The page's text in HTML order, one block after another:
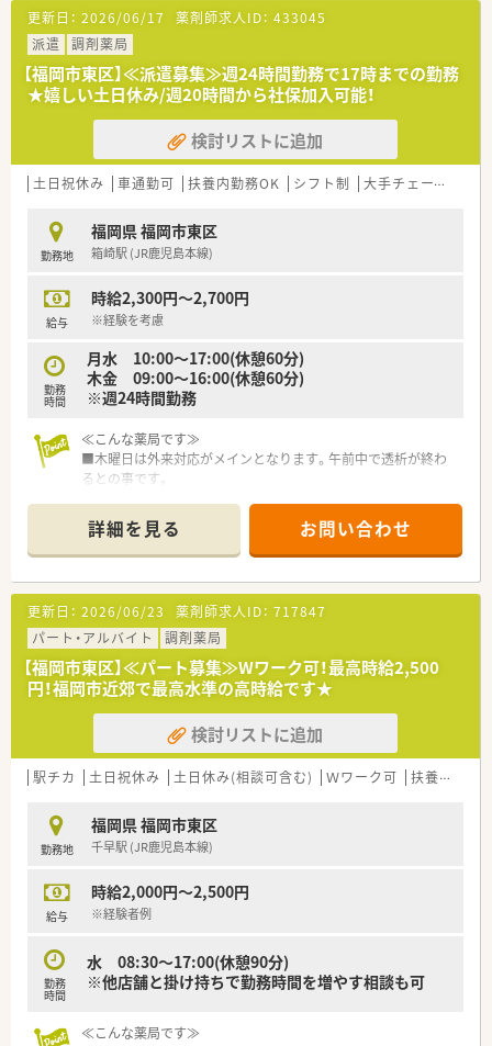
更新日： 2026/06/17 薬剤師求人ID： 433045
派遣
調剤薬局
【福岡市東区】≪派遣募集≫週24時間勤務で17時までの勤務
★嬉しい土日休み/週20時間から社保加入可能！
検討リストに追加
土日祝休み 車通勤可 扶養内勤務OK シフト制 大手チェーン以外
勤務地
福岡県 福岡市東区
箱崎駅 (JR鹿児島本線)
給与
時給2,300円～2,700円
※経験を考慮
勤務
時間
月水 10:00～17:00(休憩60分)
木金 09:00～16:00(休憩60分)
※週24時間勤務
≪こんな薬局です≫
■木曜日は外来対応がメインとなります。午前中で透析が終わ
るとの事です。
ないとの事です。
■金曜日の午後は薬歴記入が多いです。
≪こんな企業です≫
■福岡市東区にて薬局を運営しています。
■門前との関係性も良好で、社内も和気あいあいとした雰囲気で
す。
■薬剤師のスキルアップにも積極的でe‐ラーニング（会社負担）
を導入しています。
詳細を見る お問い合わせ
更新日： 2026/06/23 薬剤師求人ID： 717847
パート・アルバイト
調剤薬局
【福岡市東区】≪パート募集≫Wワーク可！最高時給2,500
円！福岡市近郊で最高水準の高時給です★
検討リストに追加
駅チカ 土日祝休み 土日休み(相談可含む) Ｗワーク可 扶養内勤務OK
勤務地
福岡県 福岡市東区
千早駅 (JR鹿児島本線)
給与
時給2,000円～2,500円
※経験者例
勤務
時間
水 08:30～17:00(休憩90分)
※他店舗と掛け持ちで勤務時間を増やす相談も可
≪こんな薬局です≫